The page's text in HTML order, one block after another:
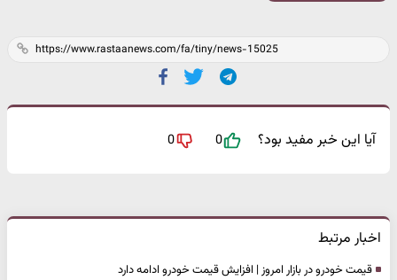
آیا این خبر مفید بود؟ 0
0
اخبار مرتبط
قیمت خودرو در بازار امروز | افزایش قیمت خودرو ادامه دارد